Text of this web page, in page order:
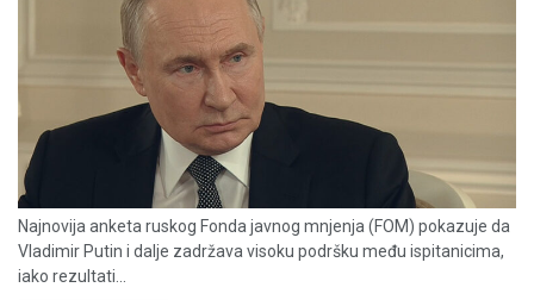
Najnovija anketa ruskog Fonda javnog mnjenja (FOM) pokazuje da
Vladimir Putin i dalje zadržava visoku podršku među ispitanicima,
iako rezultati...